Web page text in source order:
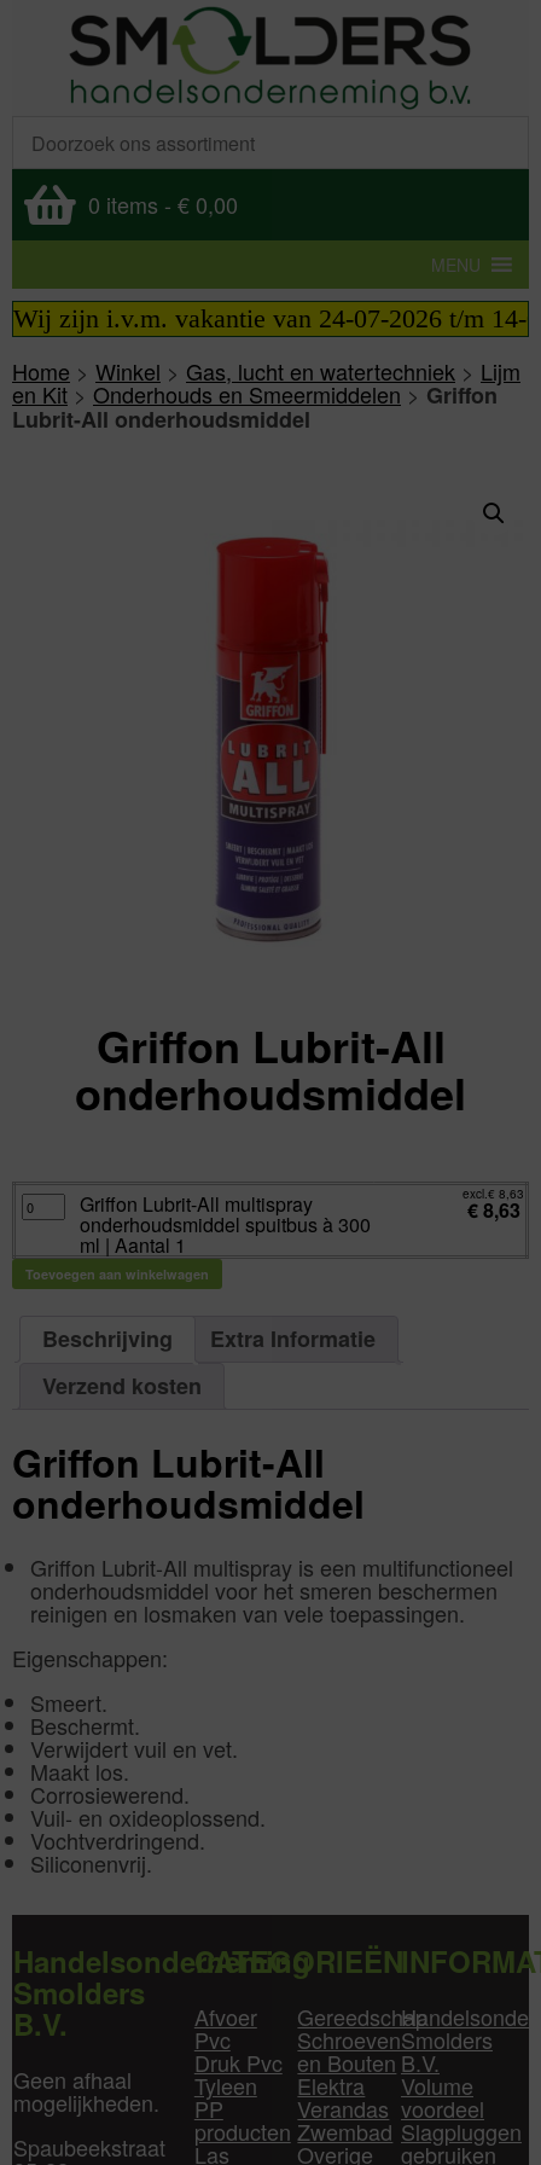
0 items - € 0,00
MENU
zijn i.v.m. vakantie van 24-07-2026 t/m 14-
Home > Winkel > Gas, lucht en watertechniek > Lijm
en Kit> Onderhouds en Smeermiddelen>Griffon
Lubrit-All onderhoudsmiddel
Griffon Lubrit-All
onderhoudsmiddel
Griffon
Lubrit-
All
onderhoudsmiddel
spuitbus
300
Aantal
Griffon Lubrit-All multispray
onderhoudsmiddel spuitbus à 300
ml | Aantal 1
excl.€ 8,63
€8,63
Toevoegen aan winkelwagen
Beschrijving
Extra Informatie
Verzend kosten
Griffon Lubrit-All
onderhoudsmiddel
Griffon Lubrit-All multispray is een multifunctioneel
onderhoudsmiddel voor het smeren beschermen
reinigen en losmaken van vele toepassingen.
Eigenschappen:
Smeert.
Beschermt.
Verwijdert vuil en vet.
Maakt los.
Corrosiewerend.
Vuil- en oxideoplossend.
Vochtverdringend.
Siliconenvrij.
Handelsonderneming
Smolders
B.V.
Geen afhaal
mogelijkheden.
Spaubeekstraat
CATEGORIEËN
Afvoer
Pvc
Druk Pvc
Tyleen
PP
producten
Las
Gereedschap
Schroeven
en Bouten
Elektra
Verandas
Zwembad
Overige
Smolders
B.V.
Volume
voordeel
Slagpluggen
gebruiken